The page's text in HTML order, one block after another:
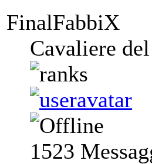
FinalFabbiX
Cavaliere
1523